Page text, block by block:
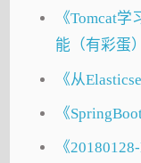
《Tomcat
能（有彩蛋
《从
《
《